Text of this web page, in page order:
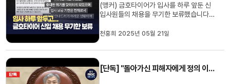
(앵커) 금호타이어가 입사를 하루 앞둔 신
입사원들의 채용을 무기한 보류했습니다.
상으로 돌아올지 알 수 없다는 이유인데요.
들은 큰 절망감에 빠졌습니다.천홍희 기자
들이 어제(20) 회사에서 받은...
천홍희 2025년 05월 21일
[단독] "돌아가신 피해자에게 정의 이야기 할 수 있나"...커지는 사법 불신